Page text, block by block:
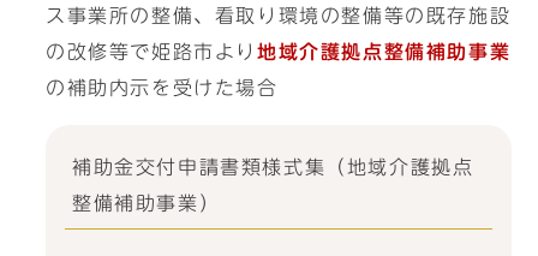
ス事業所の整備、看取り環境の整備等の既存施設
の改修等で姫路市より 地域介護拠点整備補助事業
の補助内示を受けた場合
補助金交付申請書類様式集（地域介護拠点
整備補助事業）